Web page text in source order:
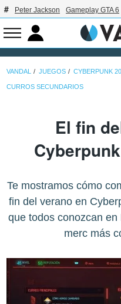
Peter Jackson Gameplay GTA 6
VANDAL JUEGOS CYBERPUNK
CURROS SECUNDARIOS
El fin
Te mostramos cómo
fin del verano en
que todos conozcan en
merc más